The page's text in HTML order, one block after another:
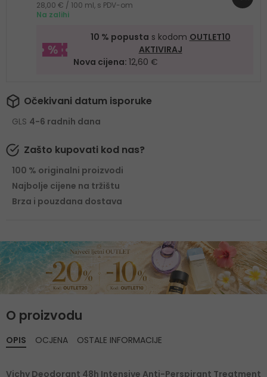
28,00 € / 100 ml, s PDV-om
Na zalihi
10 % popusta s kodom OUTLET10
AKTIVIRAJ
Nova cijena: 12,60 €
Očekivani datum isporuke
GLS 4-6 radnih dana
Zašto kupovati kod nas?
100 % originalni proizvodi
Najbolje cijene na tržištu
Brza i pouzdana dostava
O proizvodu
OPIS
Vichy Deodorant 48h Intensive Anti-Perspirant Treatment
OCJENA OSTALE INFORMACIJE